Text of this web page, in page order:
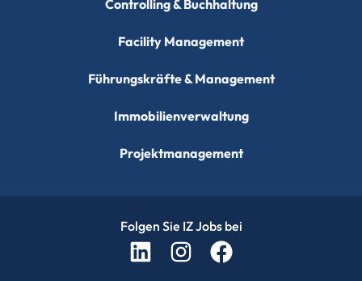
Controlling & Buchhaltung
Facility Management
Führungskräfte & Management
Immobilienverwaltung
Projektmanagement
Folgen Sie IZ Jobs bei